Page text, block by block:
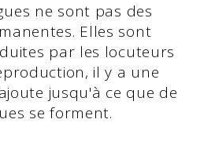
ne sont pas des
Elles sont
par les locuteurs
il y a une
jusqu'à ce que de
se forment.